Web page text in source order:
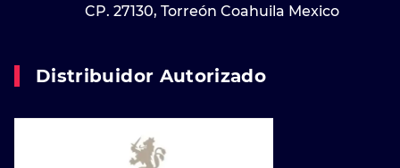
CP. 27130, Torreón Coahuila Mexico
Distribuidor Autorizado